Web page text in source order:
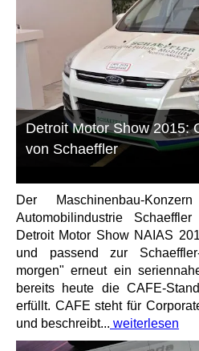
Detroit Motor Show 2015:
von Schaeffler
Der Maschinenbau-
Automobilindustrie
Detroit Motor Show NAIAS
und passend zur
morgen" erneut ein
bereits heute die CAFE-
erfüllt. CAFE steht für
und beschreibt... weiterlesen